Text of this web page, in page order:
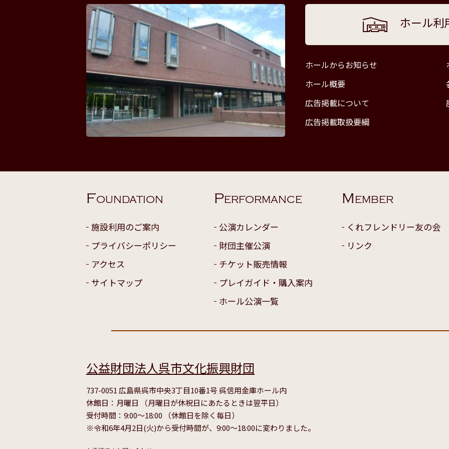
ホール利
ホールからお知らせ
ホール概要
広告掲載について
広告掲載取扱要綱
FOUNDATION
施設利用のご案内
プライバシーポリシー
アクセス
サイトマップ
PERFORMANCE
公演カレンダー
財団主催公演
チケット販売情報
プレイガイド・購入案内
ホール公演一覧
MEMBER
くれフレンドリー友の会
リンク
公益財団法人呉市文化振興財団
737-0051 広島県呉市中央3丁目10番1号 呉信用金庫ホール内
休館日：月曜日 （月曜日が休祝日にあたるときは翌平日）
受付時間：9:00～18:00 （休館日を除く毎日）
※令和6年4月2日(火)から受付時間が、9:00～18:00に変わりました。